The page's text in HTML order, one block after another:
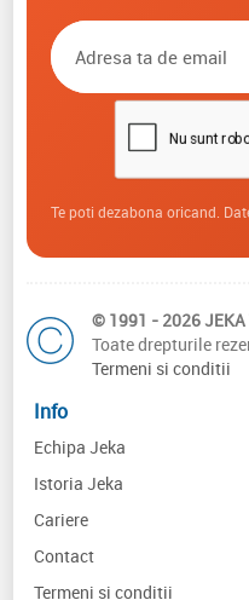
Te poti dezabona oricand.
© 1991 - 2026 JEKA
Toate drepturile
Termeni si conditii
Info
Echipa Jeka
Istoria Jeka
Cariere
Contact
Termeni si conditii